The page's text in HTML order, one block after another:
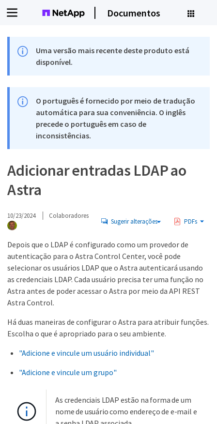
Documentos
Uma versão mais recente deste produto está
disponível.
O português é fornecido por meio de tradução
automática para sua conveniência. O inglês
precede o português em caso de
inconsistências.
Adicionar entradas LDAP ao
Astra
10/23/2024 Colaboradores
Sugerir alterações PDFs
Depois que o LDAP é configurado como um provedor de
autenticação para o Astra Control Center, você pode
selecionar os usuários LDAP que o Astra autenticará usando
as credenciais LDAP. Cada usuário precisa ter uma função no
Astra antes de poder acessar o Astra por meio da API REST
Astra Control.
Há duas maneiras de configurar o Astra para atribuir funções.
Escolha o que é apropriado para o seu ambiente.
"Adicione e vincule um usuário individual"
"Adicione e vincule um grupo"
As credenciais LDAP estão na forma de um
nome de usuário como endereço de e-mail e